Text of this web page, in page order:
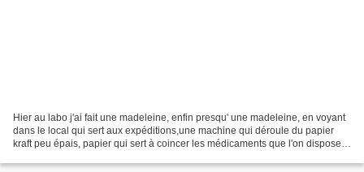
Hier au labo j'ai fait une madeleine, enfin presqu' une madeleine, en voyant
dans le local qui sert aux expéditions,une machine qui déroule du papier
kraft peu épais, papier qui sert à coincer les médicaments que l'on dispose